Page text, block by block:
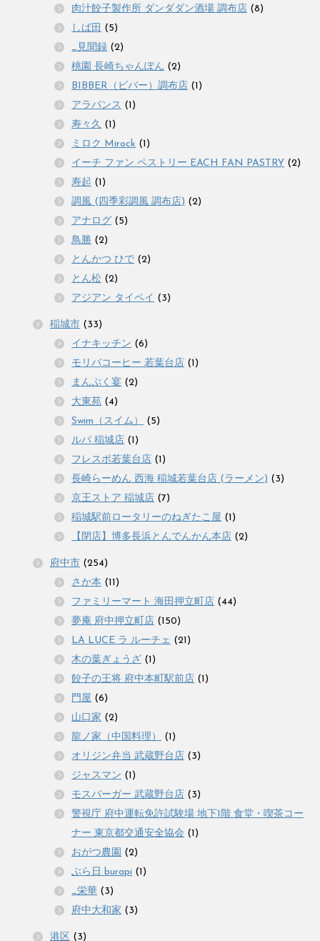
肉汁餃子製作所 ダンダダン酒場 調布店 (8)
しば田 (5)
_見聞録 (2)
桃園 長崎ちゃんぽん (2)
BIBBER（ビバー）調布店 (1)
アラパンス (1)
寿々久 (1)
ミロク Mirock (1)
イーチ ファン ペストリー EACH FAN PASTRY (2)
寿起 (1)
調風 (四季彩調風 調布店) (2)
アナログ (5)
鳥勝 (2)
とんかつ ひで (2)
とん松 (2)
アジアン タイペイ (3)
稲城市 (33)
イナキッチン (6)
モリバコーヒー 若葉台店 (1)
まんぷく宴 (2)
大東苑 (4)
Swim（スイム）
(5)
ルパ 稲城店 (1)
フレスポ若葉台店 (1)
長崎らーめん 西海 稲城若葉台店 (ラーメン) (3)
京王ストア 稲城店 (7)
稲城駅前ロータリーのねぎたこ屋 (1)
【閉店】博多長浜とんでんかん本店 (2)
府中市 (254)
さか本 (11)
ファミリーマート 海田押立町店 (44)
夢庵 府中押立町店 (150)
LA LUCE ラ ルーチェ (21)
木の葉ぎょうざ (1)
餃子の王将 府中本町駅前店 (1)
門屋 (6)
山口家 (2)
龍ノ家（中国料理）
(1)
オリジン弁当 武蔵野台店 (3)
ジャスマン (1)
モスバーガー 武蔵野台店 (3)
警視庁 府中運転免許試験場 地下1階 食堂・喫茶コー
ナー 東京都交通安全協会 (1)
おがつ農園 (2)
ぶら日 burapi (1)
_栄華 (3)
府中大和家 (3)
港区 (3)